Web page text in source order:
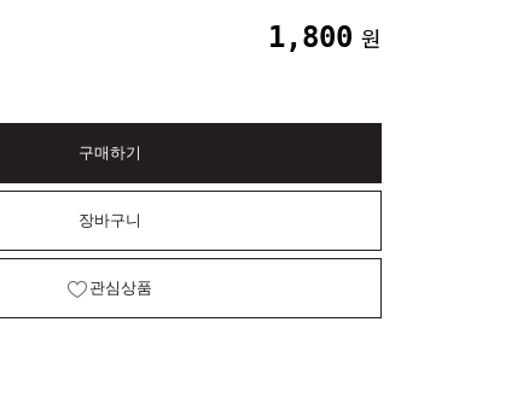
1,800 원
구매하기
장바구니
관심상품